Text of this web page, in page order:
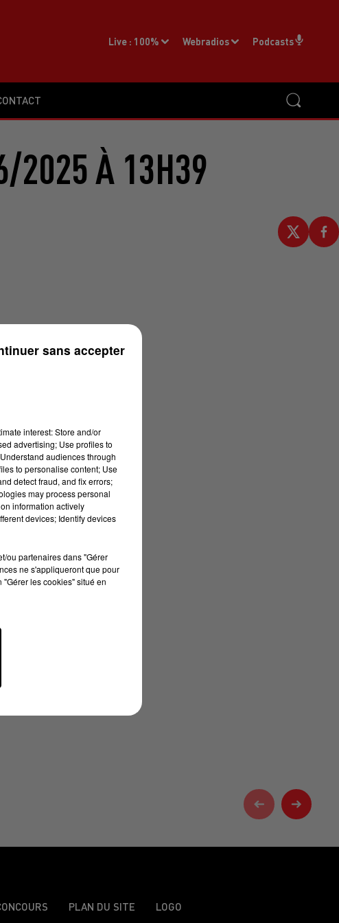
Live : 100% Webradios Podcasts
2025 À 13H39
PLAN DU SITE LOGO
interest: Store and/or
advertising; Use profiles to
audiences through
to personalise content; Use
detect fraud, and fix errors;
may process personal
information actively
devices; Identify devices
ou partenaires dans "Gérer
ne s'appliqueront que pour
les cookies" situé en
sans accepter